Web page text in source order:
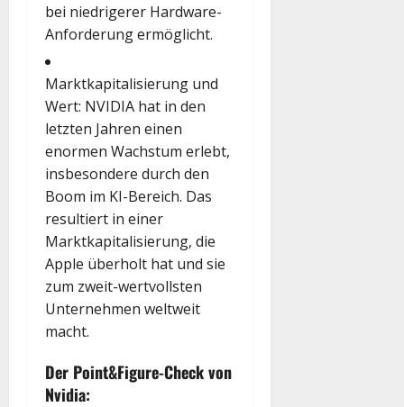
bei niedrigerer Hardware-
Anforderung ermöglicht.
Marktkapitalisierung und
Wert: NVIDIA hat in den
letzten Jahren einen
enormen Wachstum erlebt,
insbesondere durch den
Boom im KI-Bereich. Das
resultiert in einer
Marktkapitalisierung, die
Apple überholt hat und sie
zum zweit-wertvollsten
Unternehmen weltweit
macht.
Der Point&Figure-Check von
Nvidia: